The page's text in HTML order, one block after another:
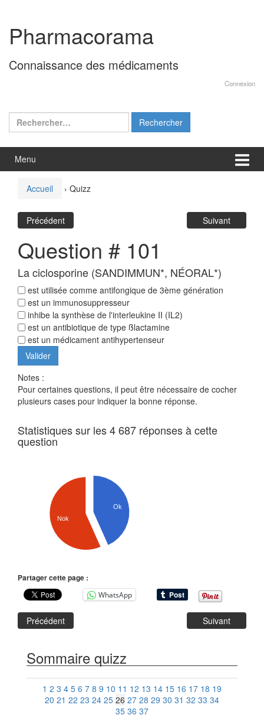
contenu
menu
principal
Pharmacorama
Connaissance des médicaments
Connexion
Rechercher :
Menu
Accueil › Quizz
Précédent Suivant
Question # 101
La ciclosporine (SANDIMMUN*, NÉORAL*)
est utilisée comme antifongique de 3ème génération
est un immunosuppresseur
inhibe la synthèse de l'interleukine II (IL2)
est un antibiotique de type ßlactamine
est un médicament antihypertenseur
Notes :
Pour certaines questions, il peut être nécessaire de cocher
plusieurs cases pour indiquer la bonne réponse.
Statistiques sur les 4 687 réponses à cette
question
Ok
Nok
Partager cette page :
WhatsApp
Précédent Suivant
Sommaire quizz
1 2 3 4 5 6 7 8 9 10 11 12 13 14 15 16 17 18 19
20 21 22 23 24 25 26 27 28 29 30 31 32 33 34
35 36 37